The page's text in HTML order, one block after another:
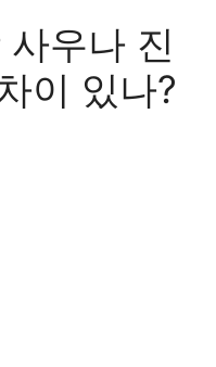
우나 진
이 있나?